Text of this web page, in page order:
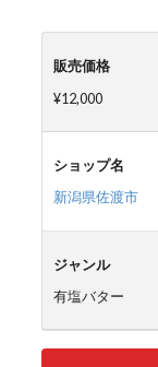
販売価格
¥12,000
ショップ名
新潟県佐渡市
ジャンル
有塩バター